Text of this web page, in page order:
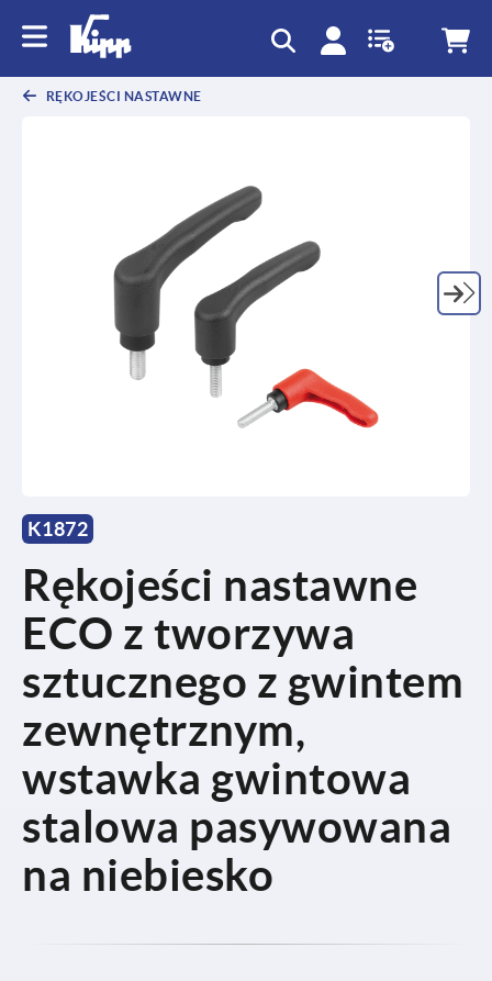
RĘKOJEŚCI NASTAWNE
K1872
Rękojeści nastawne
ECO z tworzywa
sztucznego z gwintem
zewnętrznym,
wstawka gwintowa
stalowa pasywowana
na niebiesko